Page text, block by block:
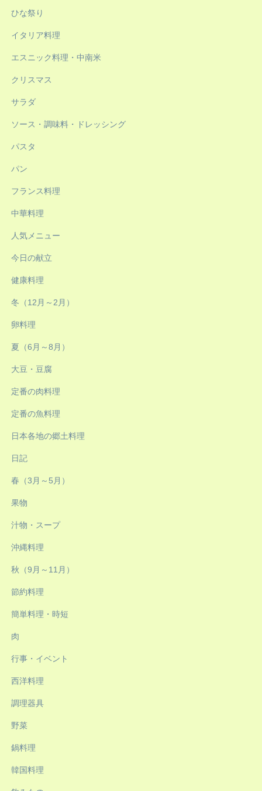
ひな祭り
イタリア料理
エスニック料理・中南米
クリスマス
サラダ
ソース・調味料・ドレッシング
パスタ
パン
フランス料理
中華料理
人気メニュー
今日の献立
健康料理
冬（12月～2月）
卵料理
夏（6月～8月）
大豆・豆腐
定番の肉料理
定番の魚料理
日本各地の郷土料理
日記
春（3月～5月）
果物
汁物・スープ
沖縄料理
秋（9月～11月）
節約料理
簡単料理・時短
肉
行事・イベント
西洋料理
調理器具
野菜
鍋料理
韓国料理